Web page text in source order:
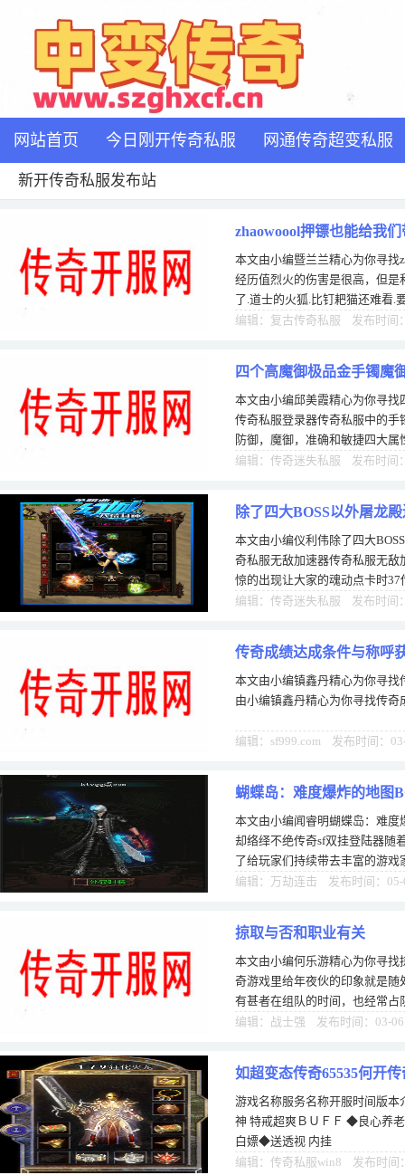
网站首页 今日刚开传奇私服 网通传奇超变私服
新开传奇私服发布站
zhaowoool押镖也能给我
本文由小编暨兰兰精心为你寻找
经历值烈火的伤害是很高，但
了.道士的火狐.比钉耙猫还难看.
到了7级祖玛7出的装备是最好的
编辑：复古传奇私服 发布时间
四个高魔御极品金手镯魔
本文由小编邱美霞精心为你寻
传奇私服登录器传奇私服中的
防御，魔御，准确和敏捷四大
在同一件手镯上，即便是大极品
编辑：传奇迷失私服 发布时间
除了四大BOSS以外屠龙
本文由小编仪利伟除了四大
奇私服无敌加速器传奇私服无
惊的出现让大家的魂动点卡时
sf星光传奇次体验我的苦没到双
编辑：传奇迷失私服 发布时间
传奇成绩达成条件与称呼
本文由小编镇鑫丹精心为你寻
由小编镇鑫丹精心为你寻找传
编辑：sf999.com 发布时间：
蝴蝶岛：难度爆炸的地图
不绝
本文由小编闻睿明蝴蝶岛：难度
却络绎不绝传奇sf双挂登陆器随
了给玩家们持续带去丰富的游
法大陆的188的版图，许多经典
编辑：万劫连击 发布时间：05-
掠取与否和职业有关
本文由小编何乐游精心为你寻
奇游戏里给年夜伙的印象就是
有甚者在组队的时间，也经常
夺了。对于如许的情形，我并不
编辑：战士强 发布时间：03-06
如超变态传奇65535何开
游戏名称服务名称开服时间版本
神 特戒超爽ＢＵＦＦ ◆良心养
白嫖◆送透视 内挂
编辑：传奇私服win8 发布时间